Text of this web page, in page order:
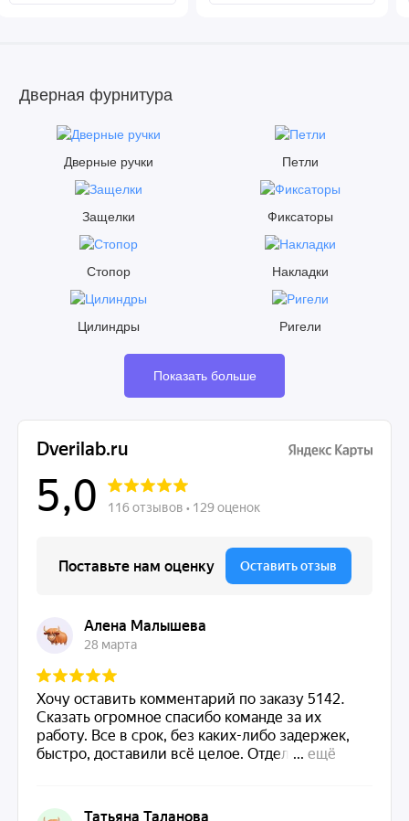
Дверная фурнитура
Дверные ручки Петли
Защелки Фиксаторы
Стопор Накладки
Цилиндры Ригели
Показать больше